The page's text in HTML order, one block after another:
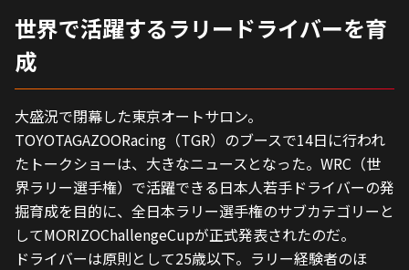
世界で活躍するラリードライバーを育
成
大盛況で閉幕した東京オートサロン。
TOYOTAGAZOORacing（TGR）のブースで14日に行われ
たトークショーは、大きなニュースとなった。WRC（世
界ラリー選手権）で活躍できる日本人若手ドライバーの発
掘育成を目的に、全日本ラリー選手権のサブカテゴリーと
してMORIZOChallengeCupが正式発表されたのだ。
ドライバーは原則として25歳以下。ラリー経験者のほ